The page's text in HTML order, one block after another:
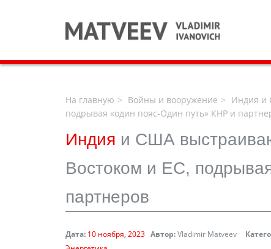
На главную Войны и вооружение
Индия и
подрывая «один пояс-Один путь» КНР и
Индия и США
Востоком и ЕС,
партнеров
Дата: 10 ноября, 2023 Автор:Vladimir Matveev